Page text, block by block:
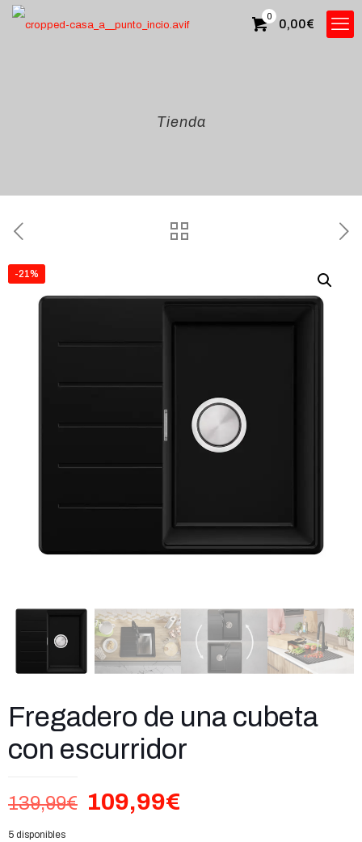
0
0,00€
Tienda
-21%
Fregadero de una cubeta
con escurridor
139,99€ El
109,99€
5 disponibles